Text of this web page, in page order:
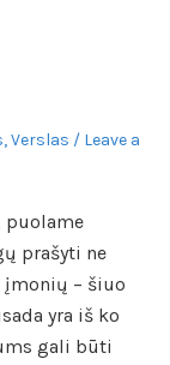
,Verslas
Leave a
puolame
prašyti ne
– šiuo
yra iš ko
gali būti